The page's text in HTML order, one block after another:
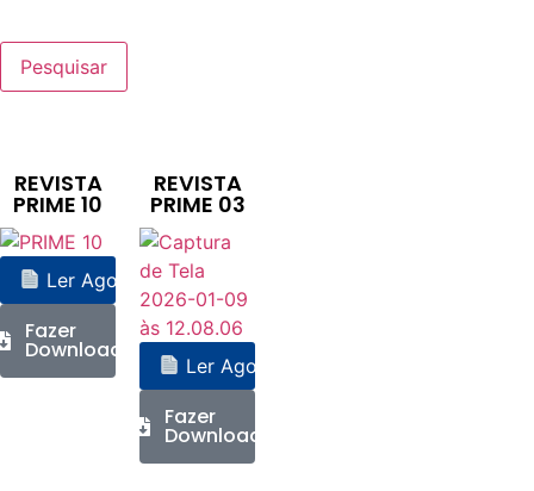
Pesquisar
REVISTA
PRIME 10
Ler Agora
Fazer
Download
REVISTA
PRIME 03
Ler Agora
Fazer
Download